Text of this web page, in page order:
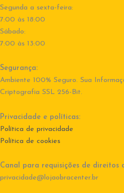
Segunda a sexta-feira:
7:00 às 18:00
Sábado:
7:00 às 13:00
Segurança:
Ambiente 100% Seguro. Sua
Criptografia SSL 256-Bit.
Privacidade e políticas:
Política de privacidade
Política de cookies
Canal para requisições de direitos
privacidade@lojaobracenter.br